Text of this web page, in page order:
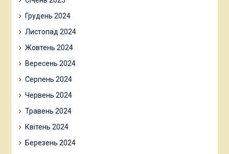
Грудень 2024
Листопад 2024
Жовтень 2024
Вересень 2024
Серпень 2024
Червень 2024
Травень 2024
Квітень 2024
Березень 2024